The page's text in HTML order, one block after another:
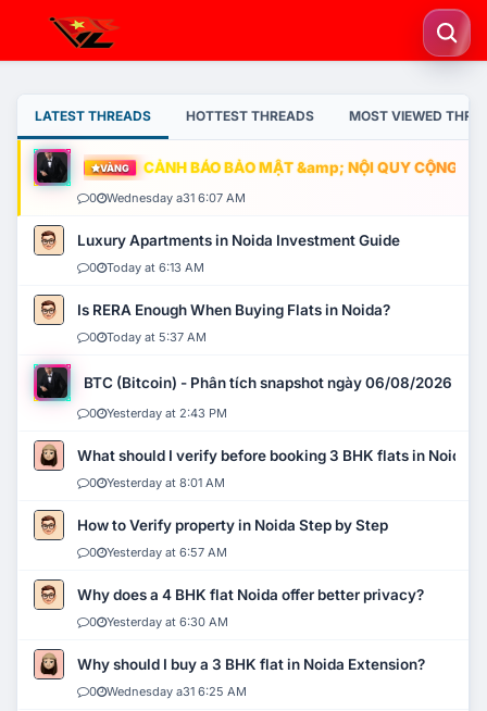
LATEST THREADS HOTTEST THREADS MOST VIEWED
VÀNG CẢNH BÁO BẢO MẬT &amp; NỘI QUY CỘNG
0 Wednesday a31 6:07 AM
Luxury Apartments in Noida Investment Guide
0 Today at 6:13 AM
Is RERA Enough When Buying Flats in Noida?
0 Today at 5:37 AM
BTC (Bitcoin) - Phân tích snapshot ngày 06/08/2026
0 Yesterday at 2:43 PM
What should I verify before booking 3 BHK flats in Noida?
0 Yesterday at 8:01 AM
How to Verify property in Noida Step by Step
0 Yesterday at 6:57 AM
Why does a 4 BHK flat Noida offer better privacy?
0 Yesterday at 6:30 AM
Why should I buy a 3 BHK flat in Noida Extension?
0 Wednesday a31 6:25 AM